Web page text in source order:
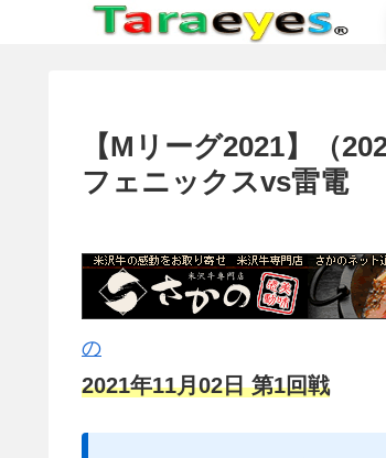
【Mリーグ2021】（
フェニックスvs雷電
の
2021年11月02日 第1回戦